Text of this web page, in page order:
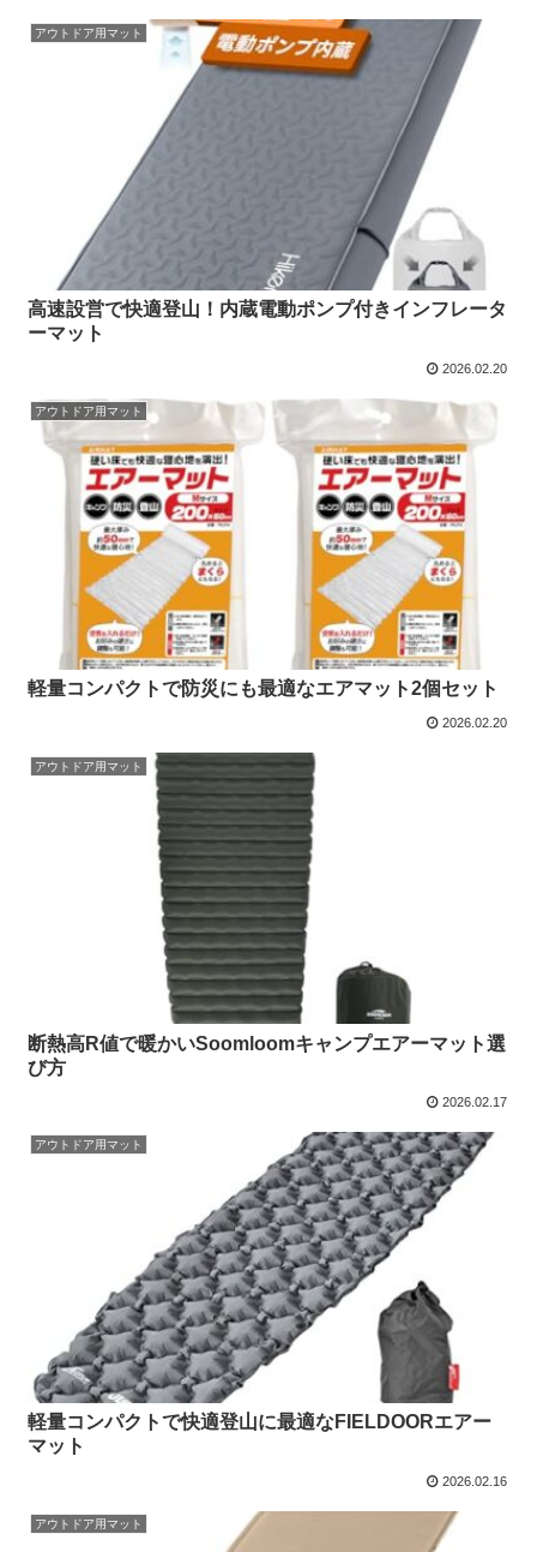
アウトドア用マット
高速設営で快適登山！内蔵電動ポンプ付きインフレータ
ーマット
2026.02.20
アウトドア用マット
軽量コンパクトで防災にも最適なエアマット2個セット
2026.02.20
アウトドア用マット
断熱高R値で暖かいSoomloomキャンプエアーマット選
び方
2026.02.17
アウトドア用マット
軽量コンパクトで快適登山に最適なFIELDOORエアー
マット
2026.02.16
アウトドア用マット